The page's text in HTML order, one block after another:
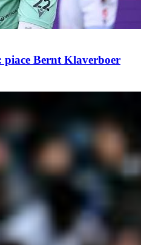
piace Bernt Klaverboer